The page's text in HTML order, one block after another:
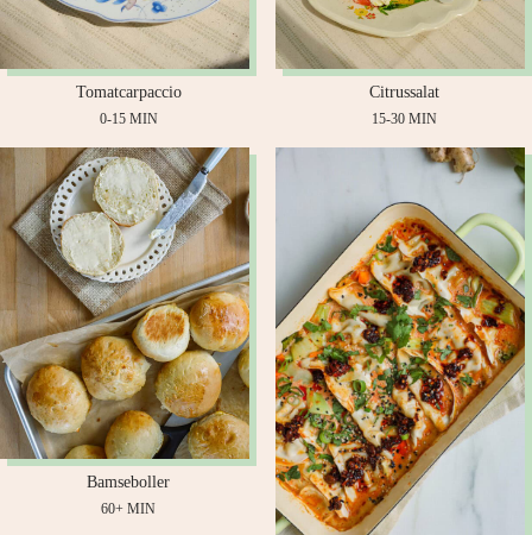
Tomatcarpaccio
0-15 MIN
Citrussalat
15-30 MIN
Bamseboller
60+ MIN